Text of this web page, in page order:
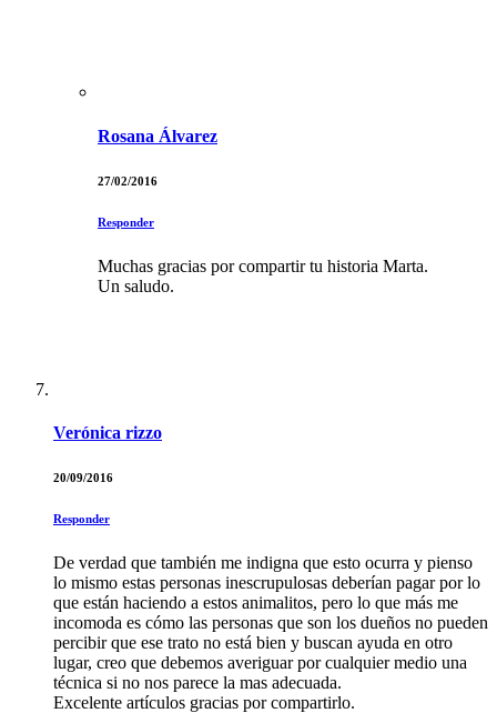
Rosana Álvarez
27/02/2016
Responder
Muchas gracias por compartir tu historia Marta.
Un saludo.
Verónica rizzo
20/09/2016
Responder
De verdad que también me indigna que esto ocurra y pienso
lo mismo estas personas inescrupulosas deberían pagar por lo
que están haciendo a estos animalitos, pero lo que más me
incomoda es cómo las personas que son los dueños no pueden
percibir que ese trato no está bien y buscan ayuda en otro
lugar, creo que debemos averiguar por cualquier medio una
técnica si no nos parece la mas adecuada.
Excelente artículos gracias por compartirlo.